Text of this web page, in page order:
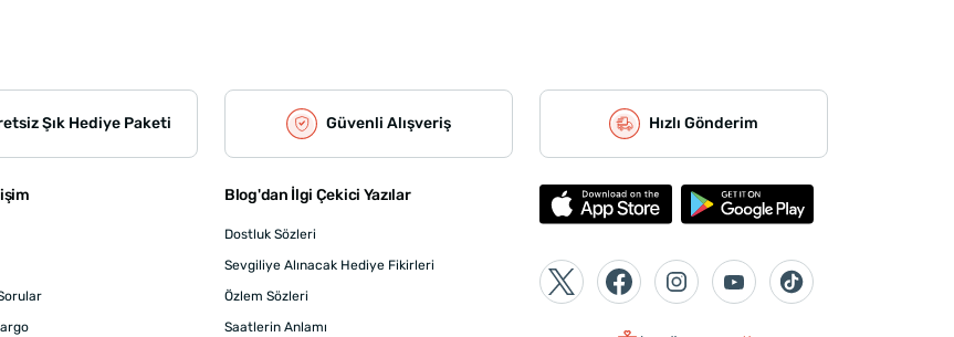
Şık Hediye Paketi Güvenli Alışveriş Hızlı Gönderim
Blog'dan İlgi Çekici Yazılar
Dostluk Sözleri
Sevgiliye Alınacak Hediye Fikirleri
Özlem Sözleri
Saatlerin Anlamı